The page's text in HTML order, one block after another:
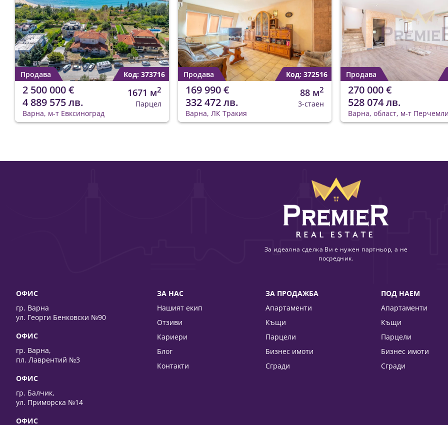
Продава Код: 373716
2 500 000 €
4 889 575 лв.
1671 м2
Парцел
Варна, м-т Евксиноград
Продава Код: 372516
169 990 €
332 472 лв.
88 м2
3-стаен
Варна, ЛК Тракия
Продава
270 000 €
528 074 лв.
Варна, област, м-т
За идеална сделка Ви е нужен партньор, а не
посредник.
ОФИС
гр. Варна
ул. Георги Бенковски №90
ОФИС
гр. Варна,
пл. Лаврентий №3
ОФИС
гр. Балчик,
ул. Приморска №14
ОФИС
ЗА НАС
Нашият екип
Отзиви
Кариери
Блог
Контакти
ЗА ПРОДАЖБА
Апартаменти
Къщи
Парцели
Бизнес имоти
Сгради
ПОД НАЕМ
Апартаменти
Къщи
Парцели
Бизнес имоти
Сгради